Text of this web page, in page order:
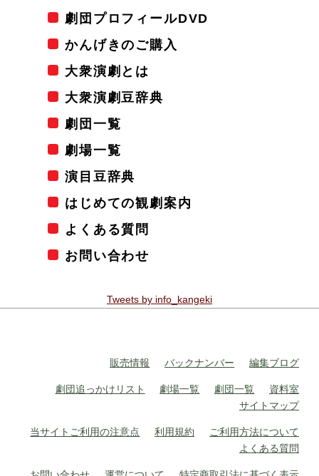
劇団プロフィールDVD
かんげきのご購入
大衆演劇とは
大衆演劇豆辞典
劇団一覧
劇場一覧
演目豆辞典
はじめての観劇案内
よくある質問
お問い合わせ
Tweets by info_kangeki
販売情報 バックナンバー 編集ブログ
劇団追っかけリスト 劇場一覧 劇団一覧
資料室
サイトマップ
当サイトご利用の注意点 利用規約
ご利用方法について
よくある質問